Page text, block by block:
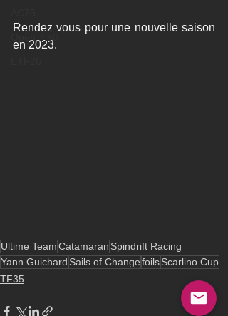
Rendez vous pour une nouvelle saison
en 2023.
Ultime TeamCatamaran Spindrift Racing
Yann Guichard Sails of ChangefoilsScarlino Cup
TF35